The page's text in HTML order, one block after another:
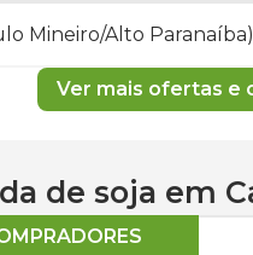
Mineiro/Alto Paranaíba)
Ver mais ofertas e
de soja em